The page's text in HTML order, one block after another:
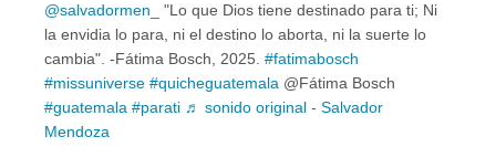
@salvadormen_
"Lo que Dios tiene destinado para ti; Ni
la envidia lo para, ni el destino lo aborta, ni la suerte lo
cambia". -Fátima Bosch, 2025. #fatimabosch
#missuniverse #quicheguatemala @Fátima Bosch
#guatemala #parati ♬ sonido original - Salvador
Mendoza